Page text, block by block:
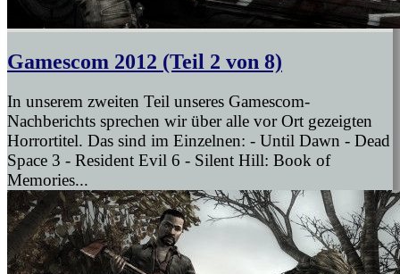
Gamescom 2012 (Teil 2 von 8)
In unserem zweiten Teil unseres Gamescom-
Nachberichts sprechen wir über alle vor Ort gezeigten
Horrortitel. Das sind im Einzelnen: - Until Dawn - Dead
Space 3 - Resident Evil 6 - Silent Hill: Book of
Memories...